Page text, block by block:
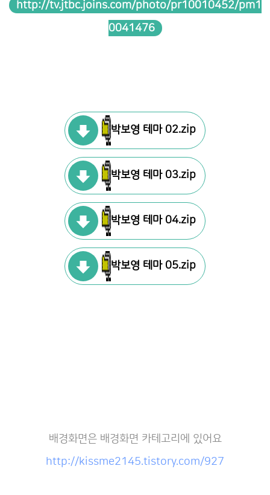
http://tv.jtbc.joins.com/photo/pr10010452/pm1
0041476
박보영 테마 02.zip
박보영 테마 03.zip
박보영 테마 04.zip
박보영 테마 05.zip
배경화면은 배경화면 카테고리에 있어요
http://kissme2145.tistory.com/927